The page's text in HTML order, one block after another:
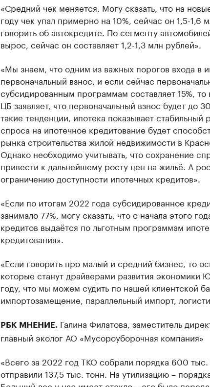
«Средний чек меняется. Могу сказать, что на
году чек упал примерно на 10%, сейчас он 1,5-1,6
говорить об автокредите. По сегменту
вырос, сейчас он составляет 1,2-1,3 млн рублей».
«Мы знаем, что одним из важных порогов входа в
первоначальный взнос, и если сейчас
субсидированным программам составляет 15%,
ЦБ заявляет, что первоначальный взнос будет до
такие тенденции, ипотека показывает стабильный
спроса на ипотечное кредитование будет
рынка строительства жилой недвижимости в
Однако необходимо учитывать, что сохранение
привести к дальнейшему росту цен на жильё. А
ограничению доступности ипотечных кредитов».
«Если по итогам 2022 года субсидированное
занимало 77%, могу сказать, что с начала этого
кредитов выдаётся по льготным программам
кредитования».
«Если говорить про малый и средний бизнес, то
которые станут драйверами развития экономики
году, что мы можем судить по нашей клиентской
импортозамещение, параллельный импорт,
РБК МНЕНИЕ. Галина Филатова, заместитель
главный эколог АО «Мусороуборочная компания»
«Всего за 2022 год ТКО собрали порядка 600
отправили 137,5 тыс. тонн. На утилизацию –